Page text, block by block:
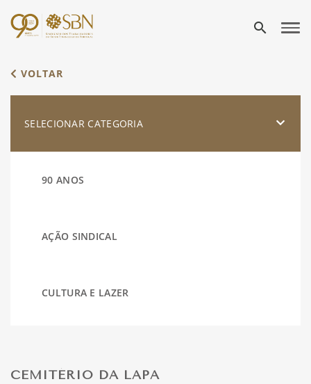
search
VOLTAR
SELECIONAR CATEGORIA
90 ANOS
AÇÃO SINDICAL
CULTURA E LAZER
CEMITÉRIO DA LAPA